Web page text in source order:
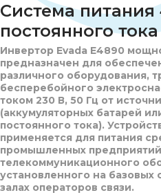
Система питания
постоянного
Инвертор Evada E4890
предназначен для
различного оборудования,
бесперебойного
током 230 В, 50 Гц от
(аккумуляторных батарей
постоянного тока).
применяется для питания
промышленных
телекоммуникационного
установленного на базовых
залах операторов связи.